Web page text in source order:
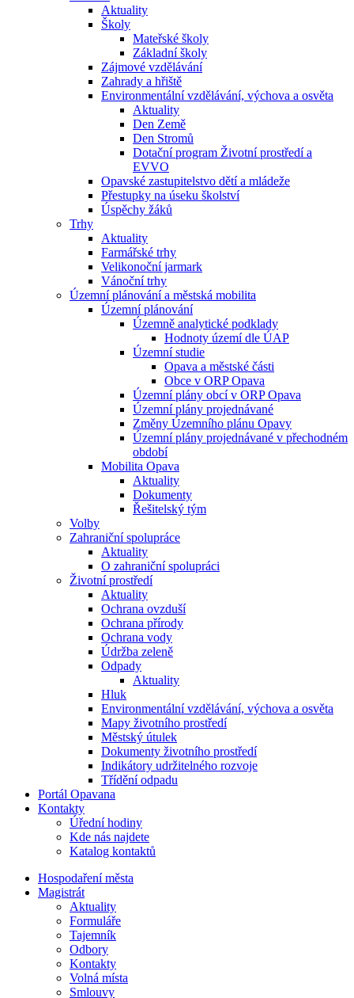
Aktuality
Školy
Mateřské školy
Základní školy
Zájmové vzdělávání
Zahrady a hřiště
Environmentální vzdělávání, výchova a osvěta
Aktuality
Den Země
Den Stromů
Dotační program Životní prostředí a
EVVO
Opavské zastupitelstvo dětí a mládeže
Přestupky na úseku školství
Úspěchy žáků
Trhy
Aktuality
Farmářské trhy
Velikonoční jarmark
Vánoční trhy
Územní plánování a městská mobilita
Územní plánování
Územně analytické podklady
Hodnoty území dle ÚAP
Územní studie
Opava a městské části
Obce v ORP Opava
Územní plány obcí v ORP Opava
Územní plány projednávané
Změny Územního plánu Opavy
Územní plány projednávané v přechodném
období
Mobilita Opava
Aktuality
Dokumenty
Řešitelský tým
Volby
Zahraniční spolupráce
Aktuality
O zahraniční spolupráci
Životní prostředí
Aktuality
Ochrana ovzduší
Ochrana přírody
Ochrana vody
Údržba zeleně
Odpady
Aktuality
Hluk
Environmentální vzdělávání, výchova a osvěta
Mapy životního prostředí
Městský útulek
Dokumenty životního prostředí
Indikátory udržitelného rozvoje
Třídění odpadu
Portál Opavana
Kontakty
Úřední hodiny
Kde nás najdete
Katalog kontaktů
Hospodaření města
Magistrát
Aktuality
Formuláře
Tajemník
Odbory
Kontakty
Volná místa
Smlouvy